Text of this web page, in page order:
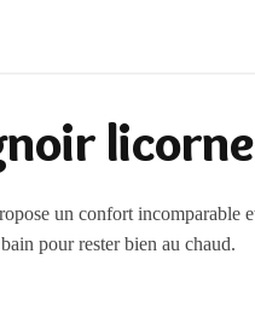
licorne
un confort incomparable
pour rester bien au chaud.